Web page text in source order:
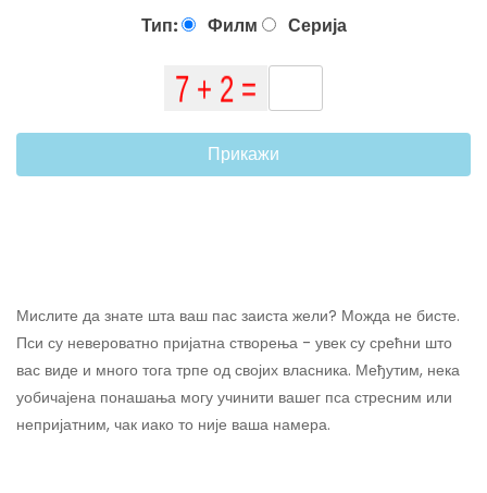
Тип: Филм Серија
Прикажи
Мислите да знате шта ваш пас заиста жели? Можда не бисте.
Пси су невероватно пријатна створења - увек су срећни што
вас виде и много тога трпе од својих власника. Међутим, нека
уобичајена понашања могу учинити вашег пса стресним или
непријатним, чак иако то није ваша намера.